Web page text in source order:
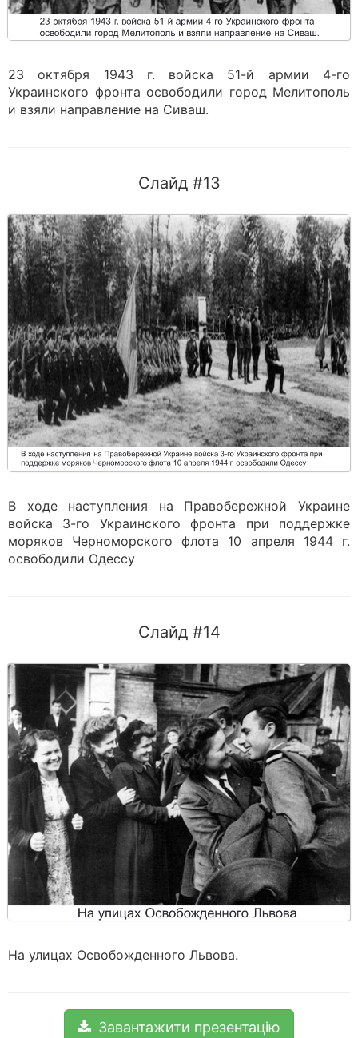
23 октября 1943 г. войска 51-й армии 4-го
Украинского фронта освободили город Мелитополь
и взяли направление на Сиваш.
Слайд #13
В ходе наступления на Правобережной Украине
войска 3-го Украинского фронта при поддержке
моряков Черноморского флота 10 апреля 1944 г.
освободили Одессу
Слайд #14
На улицах Освобожденного Львова.
Завантажити презентацію